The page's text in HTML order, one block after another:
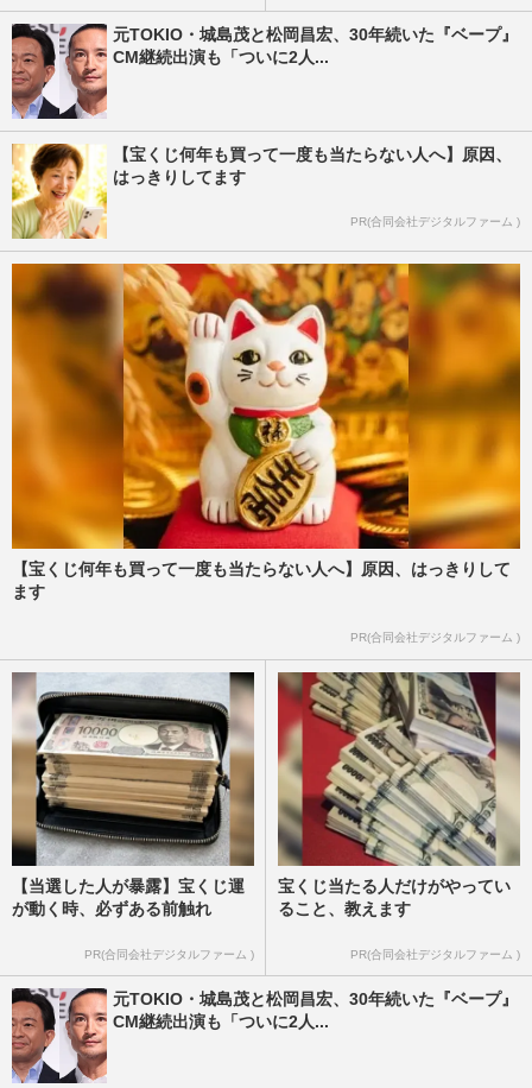
元TOKIO・城島茂と松岡昌宏、30年続いた『ベープ』
CM継続出演も「ついに2人...
【宝くじ何年も買って一度も当たらない人へ】原因、
はっきりしてます
PR(合同会社デジタルファーム )
【宝くじ何年も買って一度も当たらない人へ】原因、はっきりして
ます
PR(合同会社デジタルファーム )
【当選した人が暴露】宝くじ運
が動く時、必ずある前触れ
PR(合同会社デジタルファーム )
宝くじ当たる人だけがやってい
ること、教えます
PR(合同会社デジタルファーム )
元TOKIO・城島茂と松岡昌宏、30年続いた『ベープ』
CM継続出演も「ついに2人...